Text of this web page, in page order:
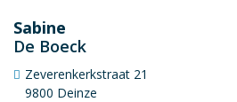
Sabine
De Boeck
Zeverenkerkstraat 21
9800 Deinze